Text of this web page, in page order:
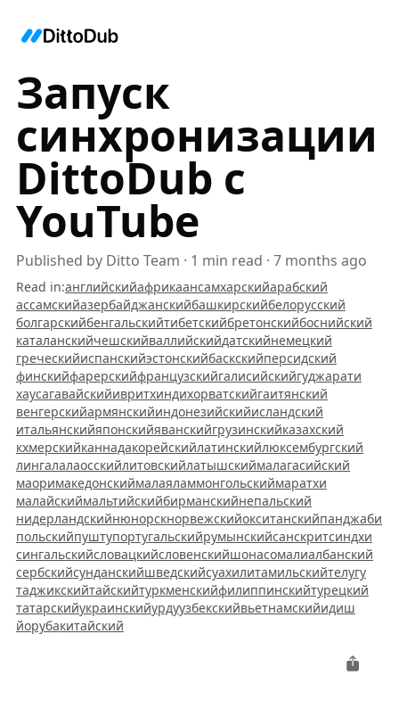
Запуск
синхронизации
DittoDub с
YouTube
Published by Ditto Team · 1 min read · 7 months ago
Read in:английскийафрикаансамхарскийарабский
ассамскийазербайджанскийбашкирскийбелорусский
болгарскийбенгальскийтибетскийбретонскийбоснийский
каталанскийчешскийваллийскийдатскийнемецкий
греческийиспанскийэстонскийбаскскийперсидский
финскийфарерскийфранцузскийгалисийскийгуджарати
хаусагавайскийивритхиндихорватскийгаитянский
венгерскийармянскийиндонезийскийисландский
итальянскийяпонскийяванскийгрузинскийказахский
кхмерскийканнадакорейскийлатинскийлюксембургский
лингалалаосскийлитовскийлатышскиймалагасийский
маоримакедонскиймалаяламмонгольскиймаратхи
малайскиймальтийскийбирманскийнепальский
нидерландскийнюнорскнорвежскийокситанскийпанджаби
польскийпуштупортугальскийрумынскийсанскритсиндхи
сингальскийсловацкийсловенскийшонасомалиалбанский
сербскийсунданскийшведскийсуахилитамильскийтелугу
таджикскийтайскийтуркменскийфилиппинскийтурецкий
татарскийукраинскийурдуузбекскийвьетнамскийидиш
йорубакитайский